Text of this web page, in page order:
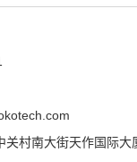
关村南大街天作国际大